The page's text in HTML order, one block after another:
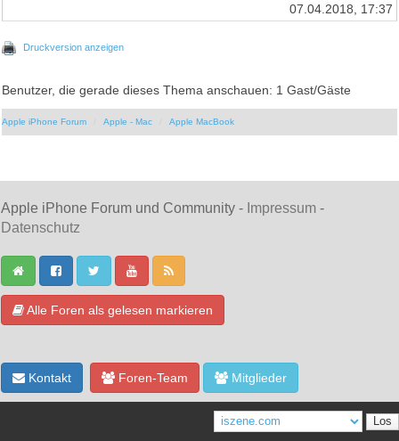
07.04.2018, 17:37
Druckversion anzeigen
Benutzer, die gerade dieses Thema anschauen: 1 Gast/Gäste
Apple iPhone Forum Apple - Mac Apple MacBook
Apple iPhone Forum und Community - Impressum -
Datenschutz
Alle Foren als gelesen markieren
Kontakt Foren-Team Mitglieder